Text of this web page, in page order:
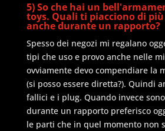
5) So che hai un
toys. Quali ti piacciono di
anche durante un rapporto?
Spesso dei negozi mi regalano
tipi che uso e provo anche nelle
ovviamente devo compendiare la
(si posso essere diretta?). Quindi
fallici e i plug. Quando invece
durante un rapporto preferisco
le parti che in quel momento non